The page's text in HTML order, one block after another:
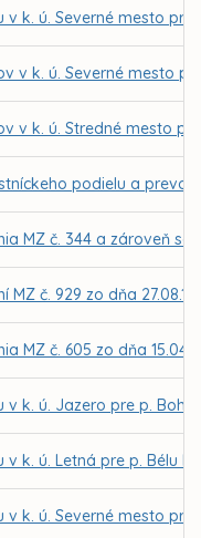
v k. ú. Severné mesto
v k. ú. Severné mesto
v k. ú. Stredné mesto
podielu a
MZ č. 344 a zároveň
MZ č. 929 zo dňa
MZ č. 605 zo dňa
v k. ú. Jazero pre p.
v k. ú. Letná pre p. Bélu
v k. ú. Severné mesto pre